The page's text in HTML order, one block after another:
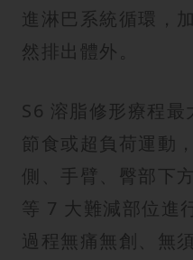
進淋巴系統循環，
然排出體外。
S6 溶脂修形療程
節食或超負荷運動
側、手臂、臀部下
等 7 大難減部位進
過程無痛無創、無